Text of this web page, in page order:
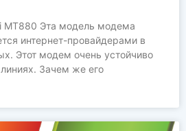
MT880 Эта модель модема
интернет-провайдерами в
Этот модем очень устойчиво
Зачем же его